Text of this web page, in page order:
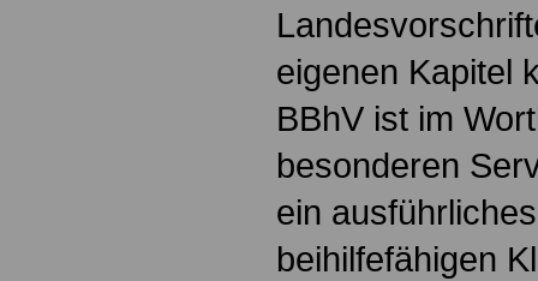
eigenen Kapitel
BBhV ist im
besonderen
ein
beihilfefähigen